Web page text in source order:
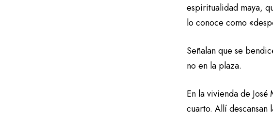
espiritualidad maya,
lo conoce como
Señalan que se
no en la plaza.
En la vivienda de
cuarto. Allí descansan